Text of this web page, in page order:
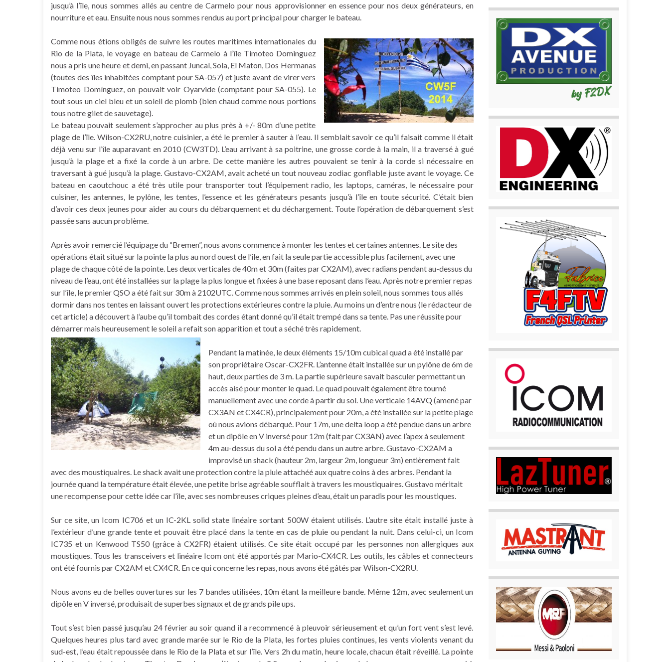
jusqu’à l’île, nous sommes allés au centre de Carmelo pour nous approvisionner en essence pour nos deux générateurs, en
nourriture et eau. Ensuite nous nous sommes rendus au port principal pour charger le bateau.
Comme nous étions obligés de suivre les routes maritimes internationales du
Rio de la Plata, le voyage en bateau de Carmelo à l’île Timoteo Dominguez
nous a pris une heure et demi, en passant Juncal, Sola, El Maton, Dos Hermanas
(toutes des îles inhabitées comptant pour SA-057) et juste avant de virer vers
Timoteo Domínguez, on pouvait voir Oyarvide (comptant pour SA-055). Le
tout sous un ciel bleu et un soleil de plomb (bien chaud comme nous portions
tous notre gilet de sauvetage).
Le bateau pouvait seulement s’approcher au plus près à +/- 80m d’une petite
plage de l’île. Wilson-CX2RU, notre cuisinier, a été le premier à sauter à l’eau. Il semblait savoir ce qu’il faisait comme il était
déjà venu sur l’île auparavant en 2010 (CW3TD). L’eau arrivant à sa poitrine, une grosse corde à la main, il a traversé à gué
jusqu’à la plage et a fixé la corde à un arbre. De cette manière les autres pouvaient se tenir à la corde si nécessaire en
traversant à gué jusqu’à la plage. Gustavo-CX2AM, avait acheté un tout nouveau zodiac gonflable juste avant le voyage. Ce
bateau en caoutchouc a été très utile pour transporter tout l’équipement radio, les laptops, caméras, le nécessaire pour
cuisiner, les antennes, le pylône, les tentes, l’essence et les générateurs pesants jusqu’à l’île en toute sécurité. C’était bien
d’avoir ces deux jeunes pour aider au cours du débarquement et du déchargement. Toute l’opération de débarquement s’est
passée sans aucun problème.
Après avoir remercié l’équipage du “Bremen”, nous avons commence à monter les tentes et certaines antennes. Le site des
opérations était situé sur la pointe la plus au nord ouest de l’île, en fait la seule partie accessible plus facilement, avec une
plage de chaque côté de la pointe. Les deux verticales de 40m et 30m (faites par CX2AM), avec radians pendant au-dessus du
niveau de l’eau, ont été installées sur la plage la plus longue et fixées à une base reposant dans l’eau. Après notre premier repas
sur l’île, le premier QSO a été fait sur 30m à 2102UTC. Comme nous sommes arrivés en plein soleil, nous sommes tous allés
dormir dans nos tentes en laissant ouvert les protections extérieures contre la pluie. Au moins un d’entre nous (le rédacteur de
cet article) a découvert à l’aube qu’il tombait des cordes étant donné qu’il était trempé dans sa tente. Pas une réussite pour
démarrer mais heureusement le soleil a refait son apparition et tout a séché très rapidement.
Pendant la matinée, le deux éléments 15/10m cubical quad a été installé par
son propriétaire Oscar-CX2FR. L’antenne était installée sur un pylône de 6m de
haut, deux parties de 3 m. La partie supérieure savait basculer permettant un
accès aisé pour monter le quad. Le quad pouvait également être tourné
manuellement avec une corde à partir du sol. Une verticale 14AVQ (amené par
CX3AN et CX4CR), principalement pour 20m, a été installée sur la petite plage
où nous avions débarqué. Pour 17m, une delta loop a été pendue dans un arbre
et un dipôle en V inversé pour 12m (fait par CX3AN) avec l’apex à seulement
4m au-dessus du sol a été pendu dans un autre arbre. Gustavo-CX2AM a
improvisé un shack (hauteur 2m, largeur 2m, longueur 3m) entièrement fait
avec des moustiquaires. Le shack avait une protection contre la pluie attachéé aux quatre coins à des arbres. Pendant la
journée quand la température était élevée, une petite brise agréable soufflait à travers les moustiquaires. Gustavo méritait
une recompense pour cette idée car l’île, avec ses nombreuses criques pleines d’eau, était un paradis pour les moustiques.
Sur ce site, un Icom IC706 et un IC-2KL solid state linéaire sortant 500W étaient utilisés. L’autre site était installé juste à
l’extérieur d’une grande tente et pouvait être placé dans la tente en cas de pluie ou pendant la nuit. Dans celui-ci, un Icom
IC735 et un Kenwood TS50 (grâce à CX2FR) étaient utilisés. Ce site était occupé par les personnes non allergiques aux
moustiques. Tous les transceivers et linéaire Icom ont été apportés par Mario-CX4CR. Les outils, les câbles et connecteurs
ont été fournis par CX2AM et CX4CR. En ce qui concerne les repas, nous avons été gâtés par Wilson-CX2RU.
Nous avons eu de belles ouvertures sur les 7 bandes utilisées, 10m étant la meilleure bande. Même 12m, avec seulement un
dipôle en V inversé, produisait de superbes signaux et de grands pile ups.
Tout s’est bien passé jusqu’au 24 février au soir quand il a recommencé à pleuvoir sérieusement et qu’un fort vent s’est levé.
Quelques heures plus tard avec grande marée sur le Rio de la Plata, les fortes pluies continues, les vents violents venant du
sud-est, l’eau était repoussée dans le Rio de la Plata et sur l’île. Vers 2h du matin, heure locale, chacun était réveillé. La pointe